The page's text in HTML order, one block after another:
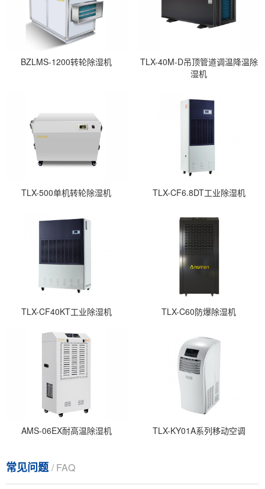
BZLMS-1200转轮除湿机
TLX-40M-D吊顶管道调温降温除
湿机
TLX-500单机转轮除湿机 TLX-CF6.8DT工业除湿机
TLX-CF40KT工业除湿机 TLX-C60防爆除湿机
AMS-06EX耐高温除湿机 TLX-KY01A系列移动空调
常见问题/ FAQ